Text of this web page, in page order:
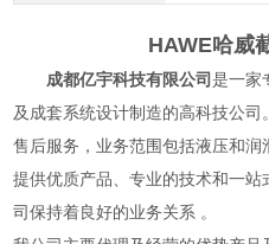
HAWE哈威
成都亿宇科技有限公司是一家
及成套系统设计制造的高科技公
售后服务，业务范围包括液压和
提供优质产品、专业的技术和一
司保持着良好的业务关系 。